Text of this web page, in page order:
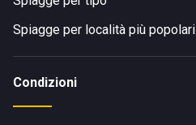
Spiagge per località più popolari
Condizioni